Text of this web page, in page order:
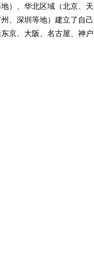
）、华北区域（北京、天
、深圳等地）建立了自己
京、大阪、名古屋、神户